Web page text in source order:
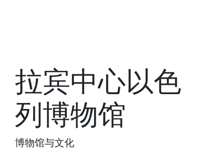
拉宾中心以色
列博物馆
博物馆与文化